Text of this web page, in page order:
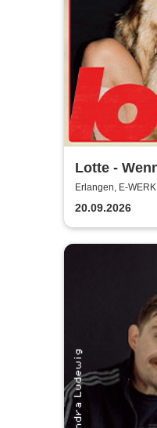
Lotte -
Tour 2026
Erlangen, E-
20.09.2026